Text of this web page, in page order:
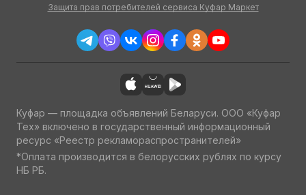
Защита прав потребителей сервиса Куфар Маркет
Куфар — площадка объявлений Беларуси. ООО «Куфар
Тех» включено в государственный информационный
ресурс «Реестр рекламораспространителей»
*Оплата производится в белорусских рублях по курсу
НБ РБ.